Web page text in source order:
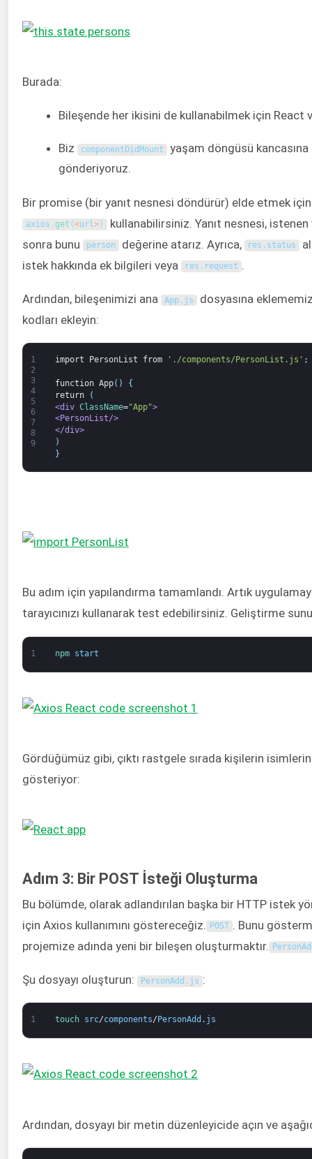
Burada:
Bileşende her ikisini de kullanabilmek için React
Biz componentDidMount yaşam döngüsü kancasına
gönderiyoruz.
Bir promise (bir yanıt nesnesi döndürür) elde etmek
axios .get (<url>) kullanabilirsiniz. Yanıt nesnesi, istenen
sonra bunu
person değerine atarız. Ayrıca, res . status
istek hakkında ek bilgileri veya
res . request .
Ardından, bileşenimizi ana App. js dosyasına
kodları ekleyin:
1
2
3
4
5
6
7
8
9
import PersonList from './components/PersonList.js' ;
function App( )
{
return
(
<div ClassName="App">
<PersonList/>
</div>
)
}
Bu adım için yapılandırma tamamlandı. Artık
tarayıcınızı kullanarak test edebilirsiniz. Geliştirme
1 npm start
Gördüğümüz gibi, çıktı rastgele sırada kişilerin
gösteriyor:
Adım 3: Bir POST İsteği Oluşturma
Bu bölümde, olarak adlandırılan başka bir HTTP istek
için Axios kullanımını göstereceğiz.
POST . Bunu
projemize adında yeni bir bileşen oluşturmaktır.
Şu dosyayı oluşturun: PersonAdd . js :
1 touch src/components/ PersonAdd . js
Ardından, dosyayı bir metin düzenleyicide açın ve